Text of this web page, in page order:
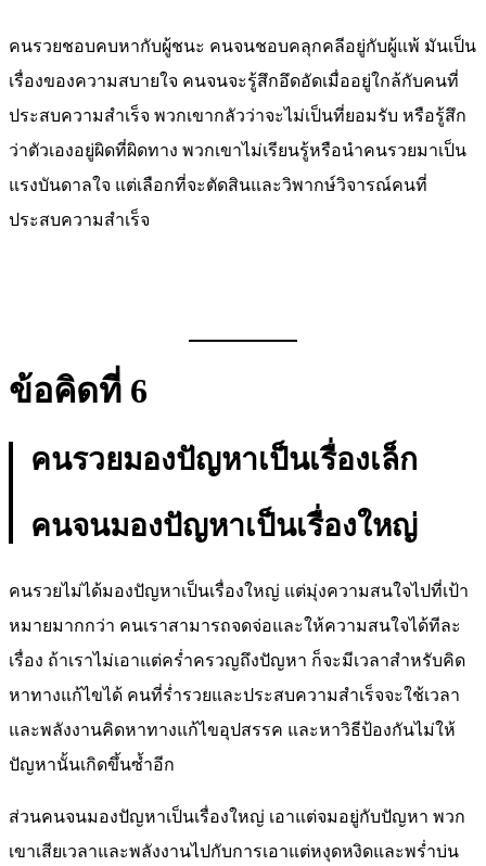
คนรวยชอบคบหากับผู้ชนะ คนจนชอบคลุกคลีอยู่กับผู้แพ้ มันเป็น
เรื่องของความสบายใจ คนจนจะรู้สึกอึดอัดเมื่ออยู่ใกล้กับคนที่
ประสบความสำเร็จ พวกเขากลัวว่าจะไม่เป็นที่ยอมรับ หรือรู้สึก
ว่าตัวเองอยู่ผิดที่ผิดทาง พวกเขาไม่เรียนรู้หรือนำคนรวยมาเป็น
แรงบันดาลใจ แต่เลือกที่จะตัดสินและวิพากษ์วิจารณ์คนที่
ประสบความสำเร็จ
ข้อคิดที่ 6
คนรวยมองปัญหาเป็นเรื่องเล็ก
คนจนมองปัญหาเป็นเรื่องใหญ่
คนรวยไม่ได้มองปัญหาเป็นเรื่องใหญ่ แต่มุ่งความสนใจไปที่เป้า
หมายมากกว่า คนเราสามารถจดจ่อและให้ความสนใจได้ทีละ
เรื่อง ถ้าเราไม่เอาแต่คร่ำครวญถึงปัญหา ก็จะมีเวลาสำหรับคิด
หาทางแก้ไขได้ คนที่ร่ำรวยและประสบความสำเร็จจะใช้เวลา
และพลังงานคิดหาทางแก้ไขอุปสรรค และหาวิธีป้องกันไม่ให้
ปัญหานั้นเกิดขึ้นซ้ำอีก
ส่วนคนจนมองปัญหาเป็นเรื่องใหญ่ เอาแต่จมอยู่กับปัญหา พวก
เขาเสียเวลาและพลังงานไปกับการเอาแต่หงุดหงิดและพร่ำบ่น